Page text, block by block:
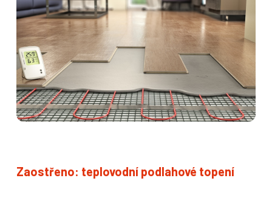
Zaostřeno: teplovodní podlahové topení